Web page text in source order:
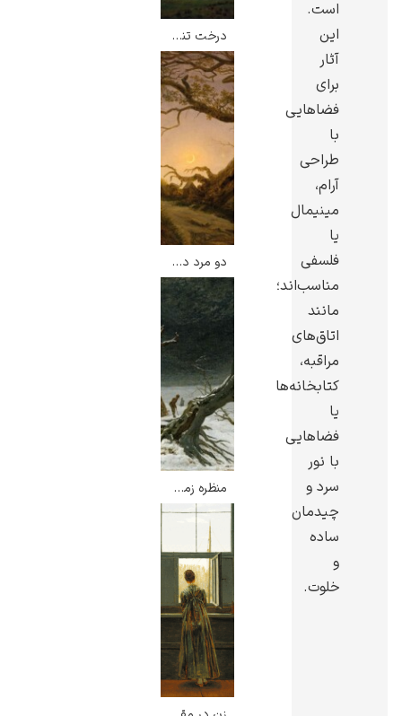
یوهانس فرمیر
پرفروش‌ترین
است.
این
آثار
برای
فضاهایی
با
طراحی
آرام،
مینیمال
یا
فلسفی
مناسب‌اند؛
مانند
اتاق‌های
مراقبه،
کتابخانه‌ها
یا
فضاهایی
با نور
سرد و
چیدمان
ساده
و
خلوت.
درخت تنها – کاسپار داوید فریدریش
دو مرد در حال اندیشیدن به ماه – کاسپار داوید فریدریش
منظره زمستانی – کاسپار داوید فریدریش